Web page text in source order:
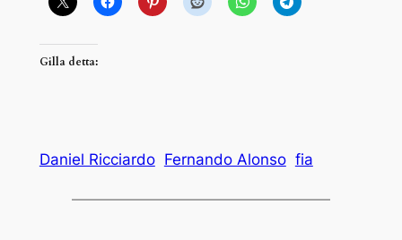
Gilla detta:
Daniel Ricciardo Fernando Alonso fia